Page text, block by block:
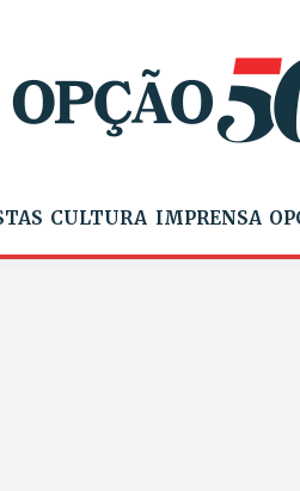
CULTURA IMPRENSA